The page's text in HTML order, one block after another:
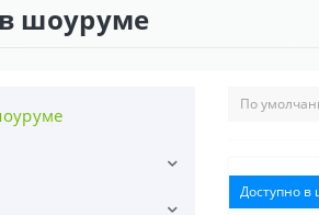
шоуруме
Доступно в